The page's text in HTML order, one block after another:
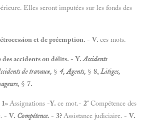
Elles seront imputées sur les fonds des
et de préemption. - V. ces mots.
accidents ou délits. -Y.Accidents
de travaux, § 4, Agents, § 8, Litiges,
§ 7.
1»Assignations -Y. ce mot.- 2°Compétence des
- V. Compétence. - 3?Assistance judiciaire. - V.